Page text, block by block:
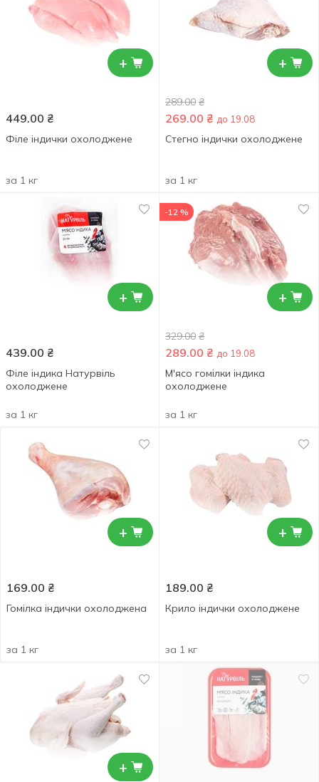
+
449.00 ₴
Філе індички охолоджене
за 1 кг
+
289.00 ₴
269.00 ₴ до 19.08
Стегно індички охолоджене
за 1 кг
+
439.00 ₴
Філе індика Натурвіль
охолоджене
за 1 кг
+
-12 %
329.00 ₴
289.00 ₴ до 19.08
М'ясо гомілки індика
охолоджене
за 1 кг
+
169.00 ₴
Гомілка індички охолоджена
за 1 кг
+
189.00 ₴
Крило індички охолоджене
за 1 кг
+